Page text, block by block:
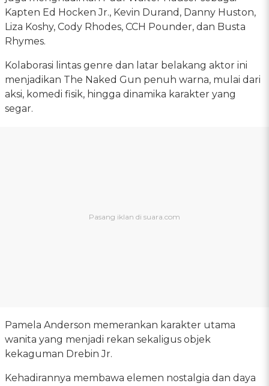
Kapten Ed Hocken Jr., Kevin Durand, Danny Huston,
Liza Koshy, Cody Rhodes, CCH Pounder, dan Busta
Rhymes.
Kolaborasi lintas genre dan latar belakang aktor ini
menjadikan The Naked Gun penuh warna, mulai dari
aksi, komedi fisik, hingga dinamika karakter yang
segar.
Pamela Anderson memerankan karakter utama
wanita yang menjadi rekan sekaligus objek
kekaguman Drebin Jr.
Kehadirannya membawa elemen nostalgia dan daya